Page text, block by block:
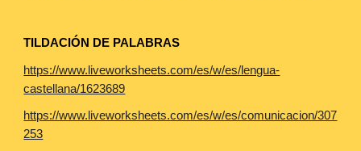
TILDACIÓN DE PALABRAS
https://www.liveworksheets.com/es/w/es/lengua-
castellana/1623689
https://www.liveworksheets.com/es/w/es/comunicacion/307
253